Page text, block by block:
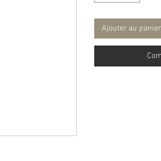
Ajouter au panier